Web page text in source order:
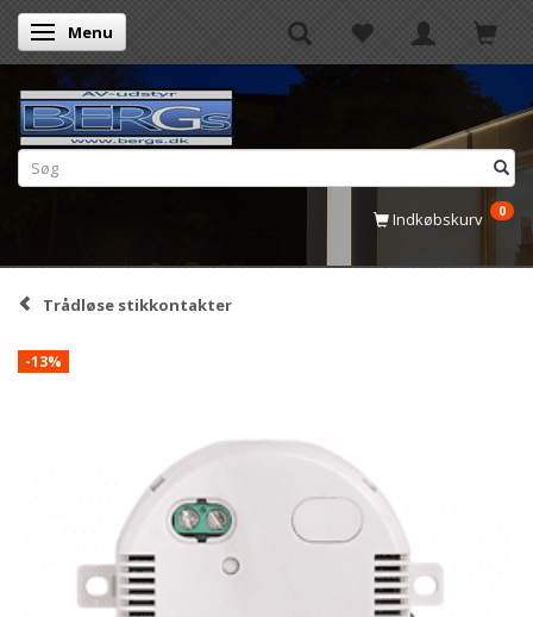
Skifte navigation
Menu
Indkøbskurv 0
Trådløse stikkontakter
-13%